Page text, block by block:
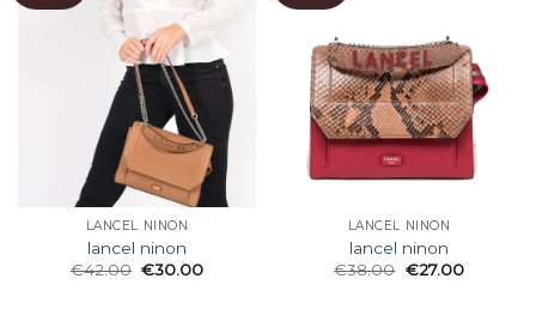
LANCEL NINON
lancel ninon
€42.00 €30.00
LANCEL NINON
lancel ninon
€38.00 €27.00